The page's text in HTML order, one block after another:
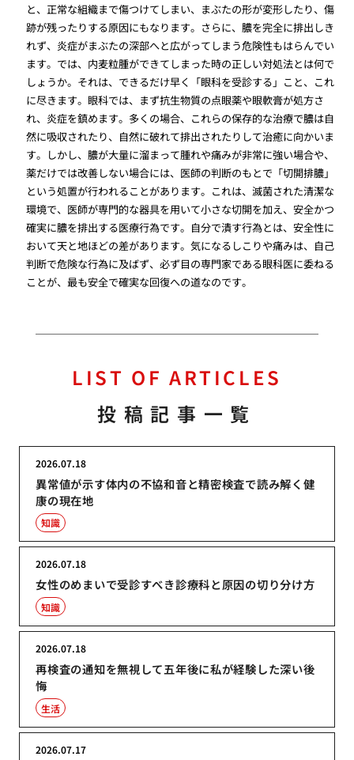
と、正常な組織まで傷つけてしまい、まぶたの形が変形したり、傷
跡が残ったりする原因にもなります。さらに、膿を完全に排出しき
れず、炎症がまぶたの深部へと広がってしまう危険性もはらんでい
ます。では、内麦粒腫ができてしまった時の正しい対処法とは何で
しょうか。それは、できるだけ早く「眼科を受診する」こと、これ
に尽きます。眼科では、まず抗生物質の点眼薬や眼軟膏が処方さ
れ、炎症を鎮めます。多くの場合、これらの保存的な治療で膿は自
然に吸収されたり、自然に破れて排出されたりして治癒に向かいま
す。しかし、膿が大量に溜まって腫れや痛みが非常に強い場合や、
薬だけでは改善しない場合には、医師の判断のもとで「切開排膿」
という処置が行われることがあります。これは、滅菌された清潔な
環境で、医師が専門的な器具を用いて小さな切開を加え、安全かつ
確実に膿を排出する医療行為です。自分で潰す行為とは、安全性に
おいて天と地ほどの差があります。気になるしこりや痛みは、自己
判断で危険な行為に及ばず、必ず目の専門家である眼科医に委ねる
ことが、最も安全で確実な回復への道なのです。
LIST OF ARTICLES
投稿記事一覧
異常値が示す体内の不協和音と精密検査で読み解く健
康の現在地
2026.07.18
知識
女性のめまいで受診すべき診療科と原因の切り分け方
2026.07.18
知識
再検査の通知を無視して五年後に私が経験した深い後
悔
2026.07.18
生活
2026.07.17